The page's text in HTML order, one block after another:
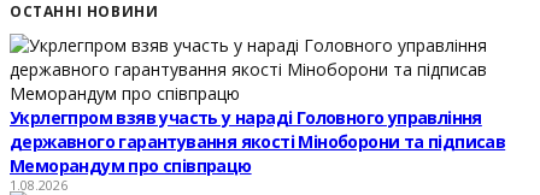
ОСТАННІ НОВИНИ
Укрлегпром взяв участь у нараді Головного управління
державного гарантування якості Міноборони та підписав
Меморандум про співпрацю
1.08.2026